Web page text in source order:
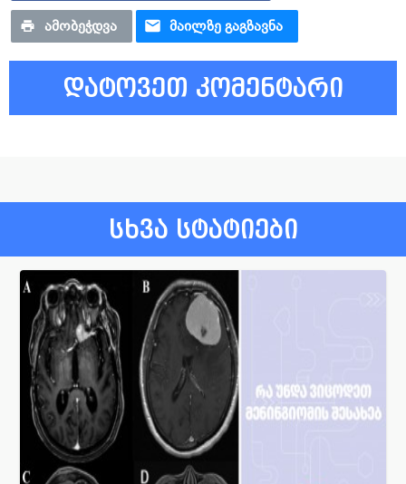
ᲐᲛᲝᲑᲔᲭᲓᲕᲐ ᲛᲐᲘᲚᲖᲔ ᲒᲐᲒᲖᲐᲕᲜᲐ
დატოვეთ კომენტარი
სხვა სტატიები